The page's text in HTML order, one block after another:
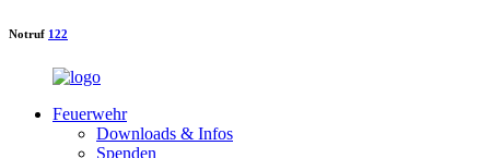
Notruf 122
Feuerwehr
Downloads & Infos
Spenden